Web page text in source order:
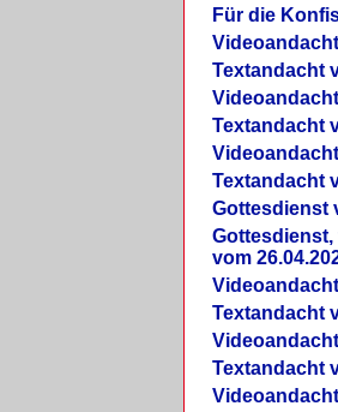
Für die
Textandacht
Textandacht
Textandacht
Gottesdienst
vom
Textandacht
Textandacht